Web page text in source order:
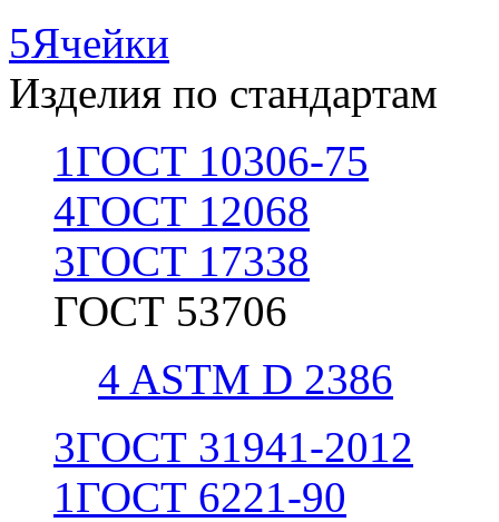
5Ячейки
Изделия по стандартам
1ГОСТ 10306-75
4ГОСТ 12068
3ГОСТ 17338
ГОСТ 53706
4 ASTM D 2386
3ГОСТ 31941-2012
1ГОСТ 6221-90